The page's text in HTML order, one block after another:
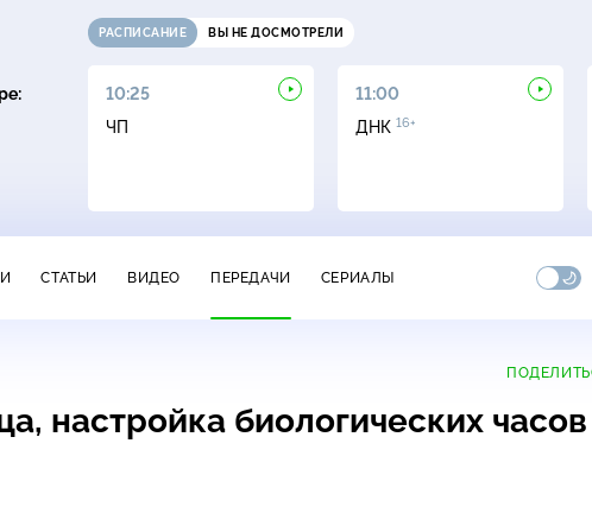
РАСПИСАНИЕ ВЫ НЕ ДОСМОТРЕЛИ
10:25
ЧП
11:00
ДНК 16+
СТАТЬИ ВИДЕО ПЕРЕДАЧИ СЕРИАЛЫ
настройка биологических часов